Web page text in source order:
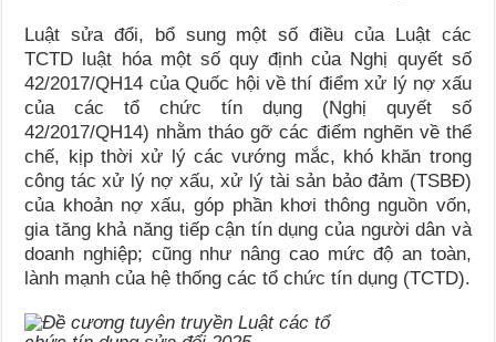
Luật sửa đổi, bổ sung một số điều của Luật các
TCTD luật hóa một số quy định của Nghị quyết số
42/2017/QH14 của Quốc hội về thí điểm xử lý nợ xấu
của các tổ chức tín dụng (Nghị quyết số
42/2017/QH14) nhằm tháo gỡ các điểm nghẽn về thể
chế, kịp thời xử lý các vướng mắc, khó khăn trong
công tác xử lý nợ xấu, xử lý tài sản bảo đảm (TSBĐ)
của khoản nợ xấu, góp phần khơi thông nguồn vốn,
gia tăng khả năng tiếp cận tín dụng của người dân và
doanh nghiệp; cũng như nâng cao mức độ an toàn,
lành mạnh của hệ thống các tổ chức tín dụng (TCTD).